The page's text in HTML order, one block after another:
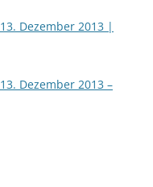
Dezember 2013 |
Dezember 2013 –